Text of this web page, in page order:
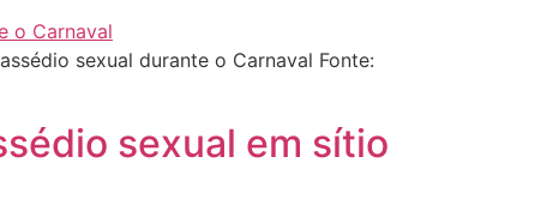
sexual durante o Carnaval Fonte:
sexual em sítio